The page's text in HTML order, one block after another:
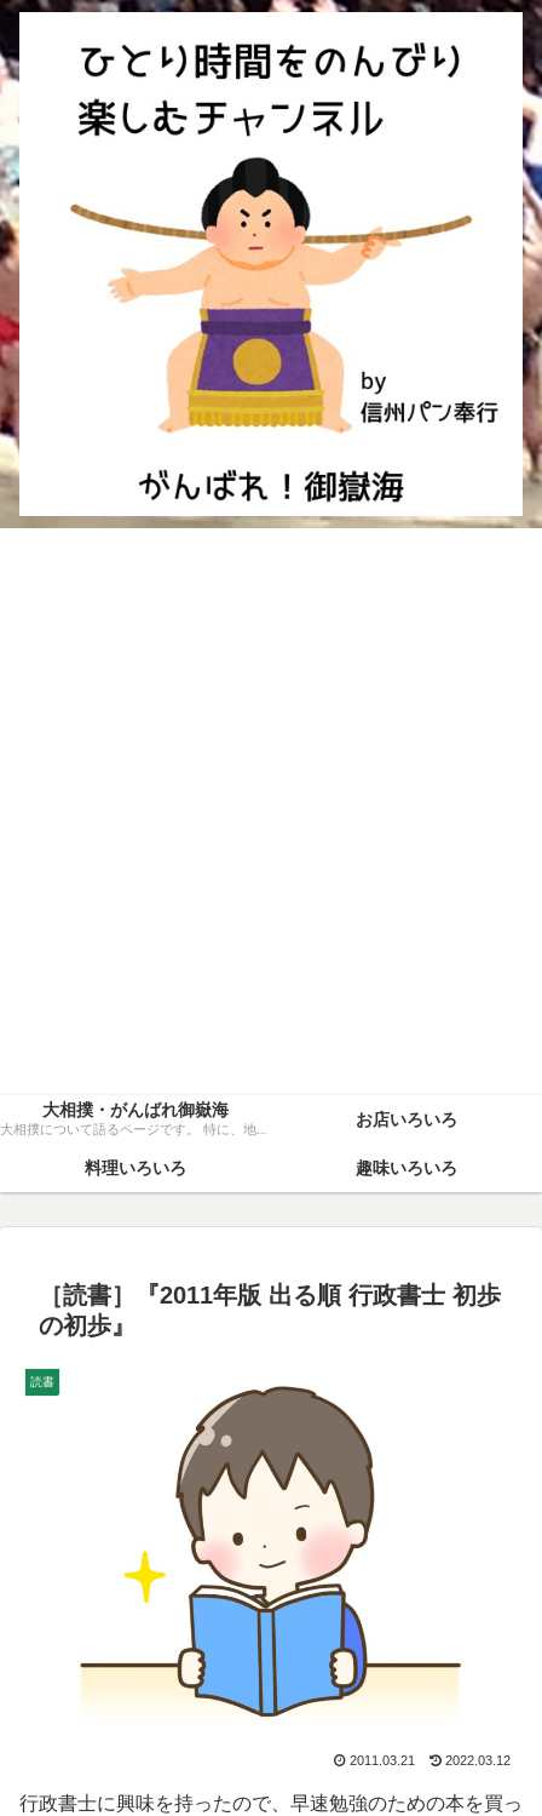
大相撲・がんばれ御嶽海
大相撲について語るページです。 特に、地元力士・御嶽海関を、粘り強く応援いたします！ お店いろいろ
料理いろいろ 趣味いろいろ
［読書］『2011年版 出る順 行政書士 初歩
の初歩』
読書
2011.03.21 2022.03.12
行政書士に興味を持ったので、早速勉強のための本を買っ